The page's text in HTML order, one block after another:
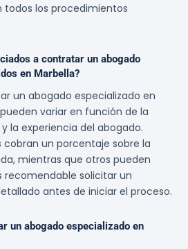
todos los procedimientos
a contratar un abogado
en Marbella?
un abogado especializado en
variar en función de la
la experiencia del abogado.
cobran un porcentaje sobre la
mientras que otros pueden
recomendable solicitar un
antes de iniciar el proceso.
un abogado especializado en